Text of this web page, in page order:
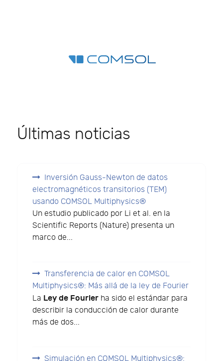
Últimas noticias
Inversión Gauss-Newton de datos
electromagnéticos transitorios (TEM)
usando COMSOL Multiphysics®
Un estudio publicado por Li et al. en la
Scientific Reports (Nature) presenta un
marco de...
Transferencia de calor en COMSOL
Multiphysics®: Más allá de la ley de Fourier
La Ley de Fourier ha sido el estándar para
describir la conducción de calor durante
más de dos...
Simulación en COMSOL Multiphysics®: